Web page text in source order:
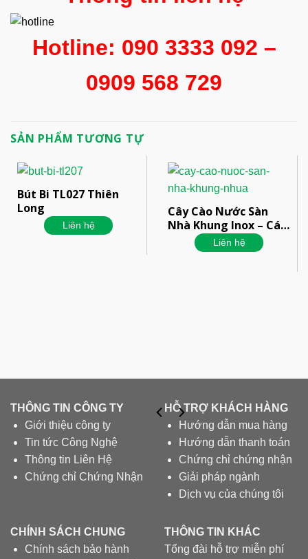
Hotline: 090 3333 092 –
0909 568 729
SẢN PHẨM TƯƠNG TỰ
Bút Bi TL027 Thiên
Long
Liên hệ
Cây Cào Nước Sàn
Nhà Khung Inox – Cán
Liên hệ
THÔNG TIN CÔNG TY
Giới thiệu công ty
Tin tức Công Nghệ
Thông tin Liên Hệ
Chứng chỉ Chứng Nhận
HỖ TRỢ KHÁCH HÀNG
Hướng dẫn mua hàng
Hướng dẫn thanh toán
Chứng chỉ chứng nhận
Giải pháp ngành
Dịch vụ của chúng tôi
CHÍNH SÁCH CHUNG
Chính sách bảo hành
THÔNG TIN KHÁC
Tổng đài hỗ trợ miễn phí